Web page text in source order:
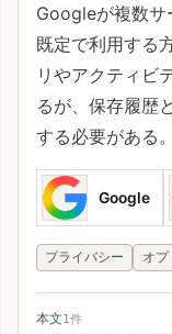
Googleが複数サ
既定で利用する
リやアクティビ
るが、保存履歴
する必要がある。
Google
プライバシー オプ
本文1件